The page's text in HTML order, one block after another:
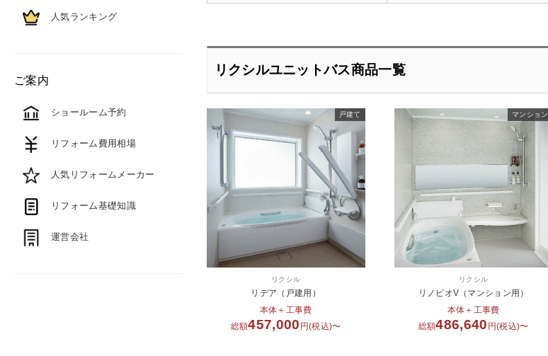
リクシルユニットバス商品一覧
リクシル
リデア（戸建用）
本体＋工事費
総額457,000 円(税込)〜
戸建て
リクシル
リノビオV（マンション用）
本体＋工事費
総額486,640 円(税込)〜
マンション
人気ランキング
ご案内
ショールーム予約
リフォーム費用相場
人気リフォームメーカー
リフォーム基礎知識
運営会社